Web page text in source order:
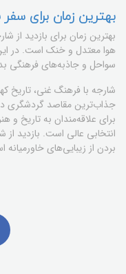
بهترین زمان برای
بهترین زمان برای بازدید از
هوا معتدل و خنک است. در
سواحل و جاذبه‌های فرهنگی
شارجه با فرهنگ غنی، تاریخ
جذاب‌ترین مقاصد گردشگری
برای علاقه‌مندان به تاریخ و
انتخابی عالی است. بازدید
بردن از زیبایی‌های